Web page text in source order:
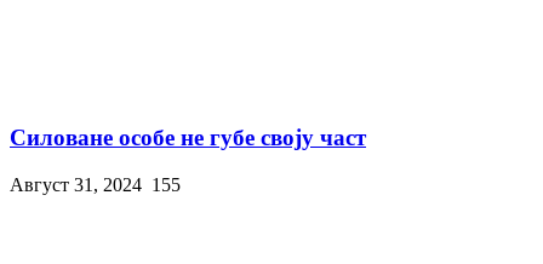
Силоване особе не губе своју част
Август 31, 2024 155